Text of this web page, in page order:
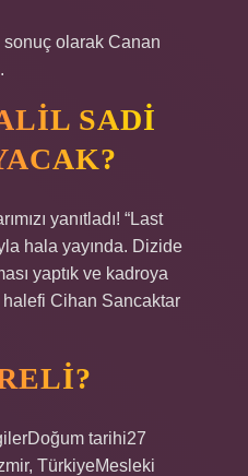
olarak Canan
SADI
yanıtladı! “Last
hala yayında. Dizide
yaptık ve kadroya
halefi Cihan Sancaktar
tarihi27
TürkiyeMesleki